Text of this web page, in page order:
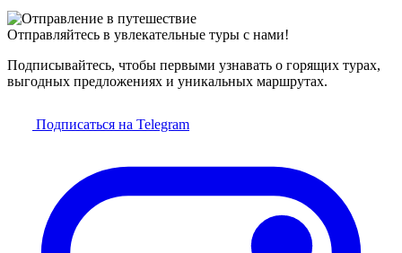
Отправляйтесь в увлекательные туры с нами!
Подписывайтесь, чтобы первыми узнавать о горящих турах,
выгодных предложениях и уникальных маршрутах.
Подписаться на Telegram